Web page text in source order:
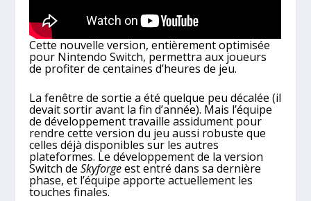
Cette nouvelle version, entièrement optimisée
pour Nintendo Switch, permettra aux joueurs
de profiter de centaines d’heures de jeu.
La fenêtre de sortie a été quelque peu décalée (il
devait sortir avant la fin d’année). Mais l’équipe
de développement travaille assidument pour
rendre cette version du jeu aussi robuste que
celles déjà disponibles sur les autres
plateformes. Le développement de la version
Switch deSkyforgeest entré dans sa dernière
phase, et l’équipe apporte actuellement les
touches finales.